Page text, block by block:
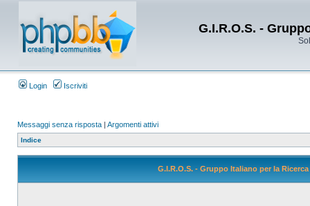
G.I.R.O.S. -
Login Iscriviti
Messaggi senza risposta | Argomenti attivi
Indice
G.I.R.O.S. - Gruppo Italiano per la